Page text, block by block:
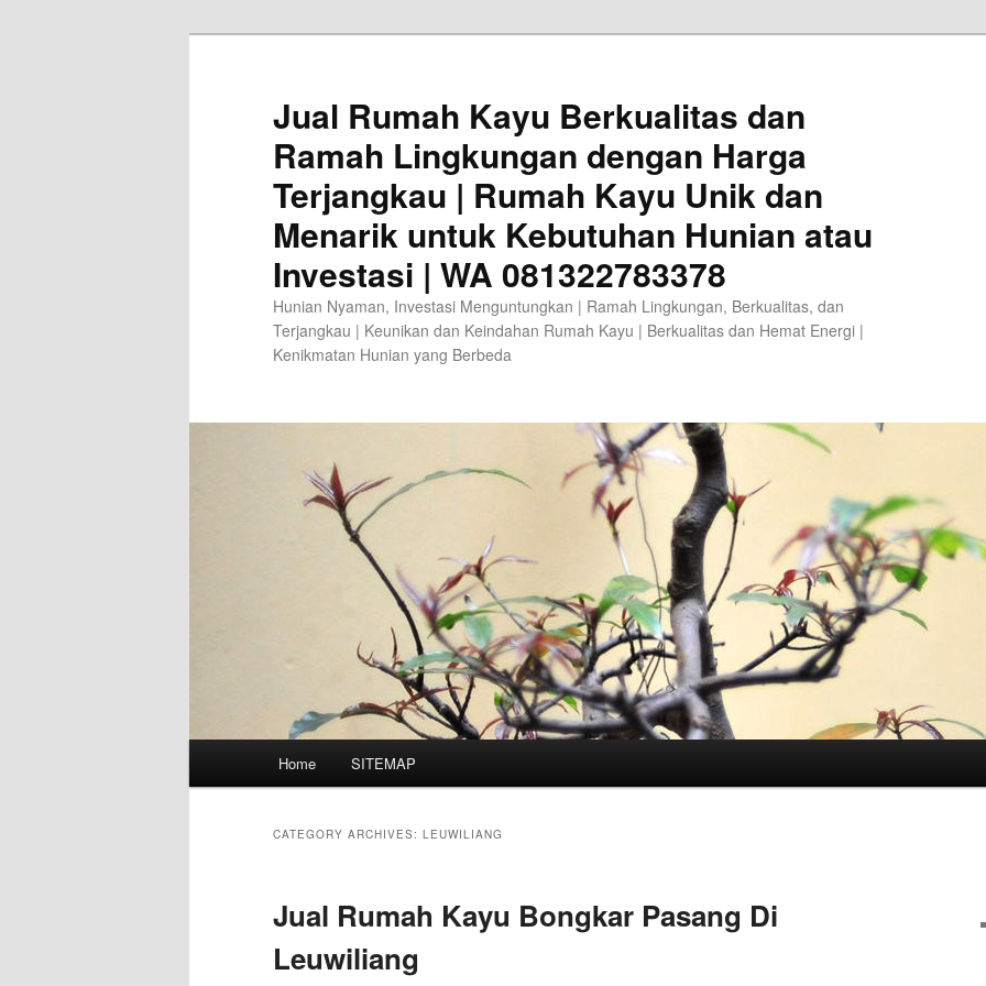
Jual Rumah Kayu Berkualitas dan
Ramah Lingkungan dengan Harga
Terjangkau | Rumah Kayu Unik dan
Menarik untuk Kebutuhan Hunian atau
Investasi | WA 081322783378
Hunian Nyaman, Investasi Menguntungkan | Ramah Lingkungan, Berkualitas, dan
Terjangkau | Keunikan dan Keindahan Rumah Kayu | Berkualitas dan Hemat Energi |
Kenikmatan Hunian yang Berbeda
Skip
content
Skip
content
Home SITEMAP
CATEGORY ARCHIVES: LEUWILIANG
Jual Rumah Kayu Bongkar Pasang Di
Leuwiliang